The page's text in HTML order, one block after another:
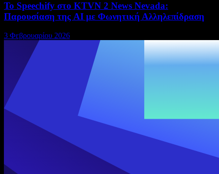
Το Speechify στο KTVN 2 News Nevada:
Παρουσίαση της AI με Φωνητική Αλληλεπίδραση
3 Φεβρουαρίου 2026